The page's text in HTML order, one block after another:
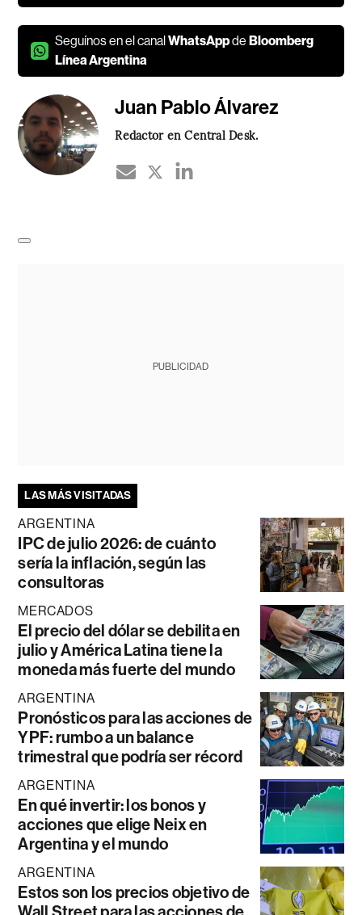
Seguínos en el canalWhatsAppdeBloomberg
Línea Argentina
Juan Pablo Álvarez
Redactor en Central Desk.
PUBLICIDAD
LAS MÁS VISITADAS
ARGENTINA
IPC de julio 2026: de cuánto
sería la inflación, según las
consultoras
MERCADOS
El precio del dólar se debilita en
julio y América Latina tiene la
moneda más fuerte del mundo
ARGENTINA
Pronósticos para las acciones de
YPF: rumbo a un balance
trimestral que podría ser récord
ARGENTINA
En qué invertir: los bonos y
acciones que elige Neix en
Argentina y el mundo
ARGENTINA
Estos son los precios objetivo de